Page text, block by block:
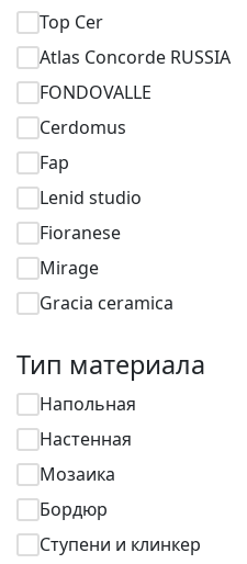
Top Cer
Atlas Concorde RUSSIA
FONDOVALLE
Cerdomus
Fap
Lenid studio
Fioranese
Mirage
Gracia ceramica
Тип материала
Напольная
Настенная
Мозаика
Бордюр
Ступени и клинкер